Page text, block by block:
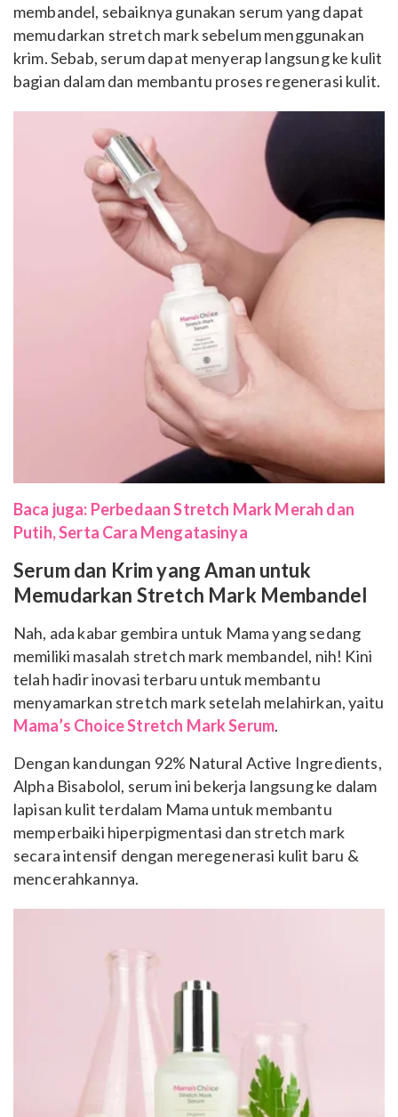
membandel, sebaiknya gunakan serum yang dapat
memudarkan stretch mark sebelum menggunakan
krim. Sebab, serum dapat menyerap langsung ke kulit
bagian dalam dan membantu proses regenerasi kulit.
Baca juga: Perbedaan Stretch Mark Merah dan
Putih, Serta Cara Mengatasinya
Serum dan Krim yang Aman untuk
Memudarkan Stretch Mark Membandel
Nah, ada kabar gembira untuk Mama yang sedang
memiliki masalah stretch mark membandel, nih! Kini
telah hadir inovasi terbaru untuk membantu
menyamarkan stretch mark setelah melahirkan, yaitu
Mama’s Choice Stretch Mark Serum.
Dengan kandungan 92% Natural Active Ingredients,
Alpha Bisabolol, serum ini bekerja langsung ke dalam
lapisan kulit terdalam Mama untuk membantu
memperbaiki hiperpigmentasi dan stretch mark
secara intensif dengan meregenerasi kulit baru &
mencerahkannya.